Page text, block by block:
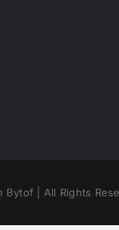
Bytof | All Rights